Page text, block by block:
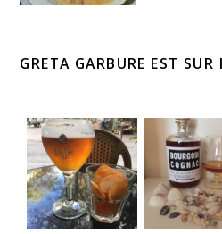
GRETA GARBURE EST SUR